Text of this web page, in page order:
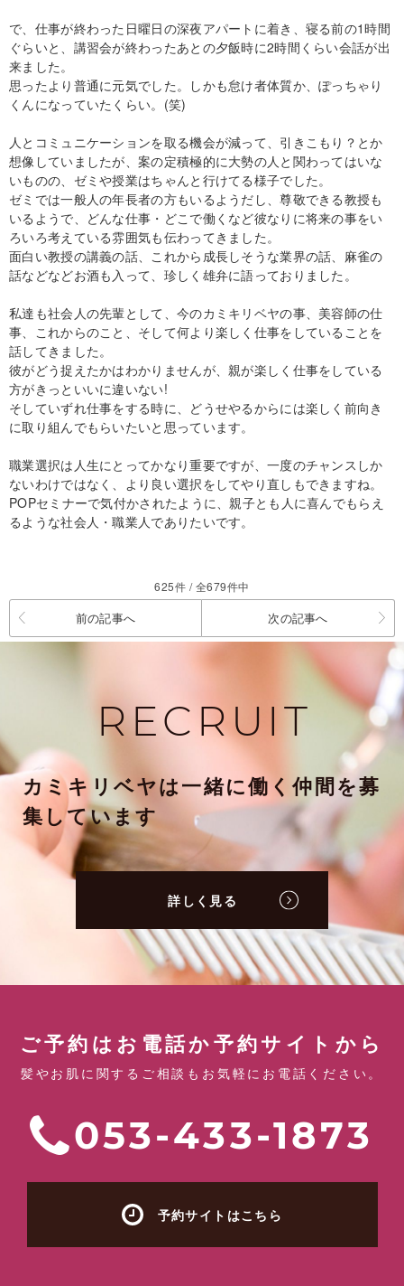
で、仕事が終わった日曜日の深夜アパートに着き、寝る前の1時間
ぐらいと、講習会が終わったあとの夕飯時に2時間くらい会話が出
来ました。
思ったより普通に元気でした。しかも怠け者体質か、ぽっちゃり
くんになっていたくらい。(笑)
人とコミュニケーションを取る機会が減って、引きこもり？とか
想像していましたが、案の定積極的に大勢の人と関わってはいな
いものの、ゼミや授業はちゃんと行けてる様子でした。
ゼミでは一般人の年長者の方もいるようだし、尊敬できる教授も
いるようで、どんな仕事・どこで働くなど彼なりに将来の事をい
ろいろ考えている雰囲気も伝わってきました。
面白い教授の講義の話、これから成長しそうな業界の話、麻雀の
話などなどお酒も入って、珍しく雄弁に語っておりました。
私達も社会人の先輩として、今のカミキリベヤの事、美容師の仕
事、これからのこと、そして何より楽しく仕事をしていることを
話してきました。
彼がどう捉えたかはわかりませんが、親が楽しく仕事をしている
方がきっといいに違いない!
そしていずれ仕事をする時に、どうせやるからには楽しく前向き
に取り組んでもらいたいと思っています。
職業選択は人生にとってかなり重要ですが、一度のチャンスしか
ないわけではなく、より良い選択をしてやり直しもできますね。
POPセミナーで気付かされたように、親子とも人に喜んでもらえ
るような社会人・職業人でありたいです。
625件 / 全679件中
前の記事へ 次の記事へ
RECRUIT
カミキリベヤは一緒に働く仲間を募
集しています
詳しく見る
ご予約はお電話か予約サイトから
髪やお肌に関するご相談もお気軽にお電話ください。
053-433-1873
予約サイトはこちら